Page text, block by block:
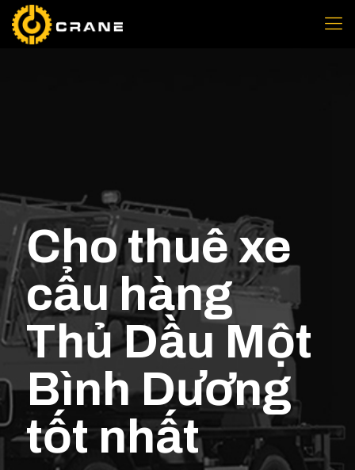
Cho thuê xe
cẩu hàng
Thủ Dầu Một
Bình Dương
tốt nhất